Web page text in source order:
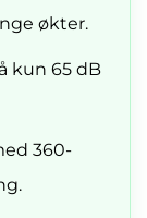
økter.
kun 65 dB
360-